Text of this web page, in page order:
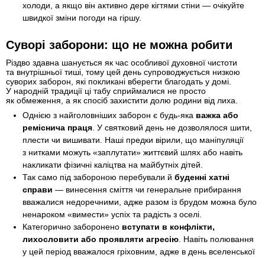
холоди, а якщо він активно дере кігтями стіни — очікуйте
швидкої зміни погоди на гіршу.
Суворі заборони: що не можна робити
Різдво здавна шанується як час особливої духовної чистоти
та внутрішньої тиші, тому цей день супроводжується низкою
суворих заборон, які покликані вберегти благодать у домі.
У народній традиції ці табу сприймалися не просто
як обмеження, а як спосіб захистити долю родини від лиха.
Однією з найголовніших заборон є будь-яка важка або
реміснича праця . У святковий день не дозволялося шити,
плести чи вишивати. Наші предки вірили, що маніпуляції
з нитками можуть «заплутати» життєвий шлях або навіть
накликати фізичні каліцтва на майбутніх дітей.
Так само під забороною перебували й буденні хатні
справи — винесення сміття чи генеральне прибирання
вважалися недоречними, адже разом із брудом можна було
ненароком «вимести» успіх та радість з оселі.
Категорично заборонено вступати в конфлікти,
лихословити або проявляти агресію . Навіть полювання
у цей період вважалося гріховним, адже в день вселенської